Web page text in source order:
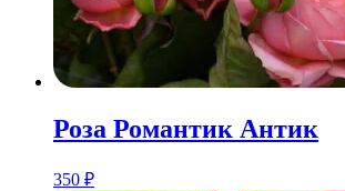
Розa Романтик Антик
350 ₽